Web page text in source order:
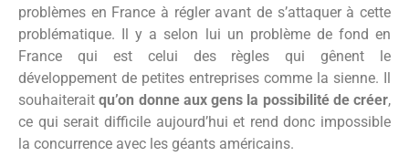
problèmes en France à régler avant de s’attaquer à cette
problématique. Il y a selon lui un problème de fond en
France qui est celui des règles qui gênent le
développement de petites entreprises comme la sienne. Il
souhaiteraitqu’on donne aux gens la possibilité de créer,
ce qui serait difficile aujourd’hui et rend donc impossible
la concurrence avec les géants américains.